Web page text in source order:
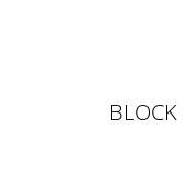
BLOCK